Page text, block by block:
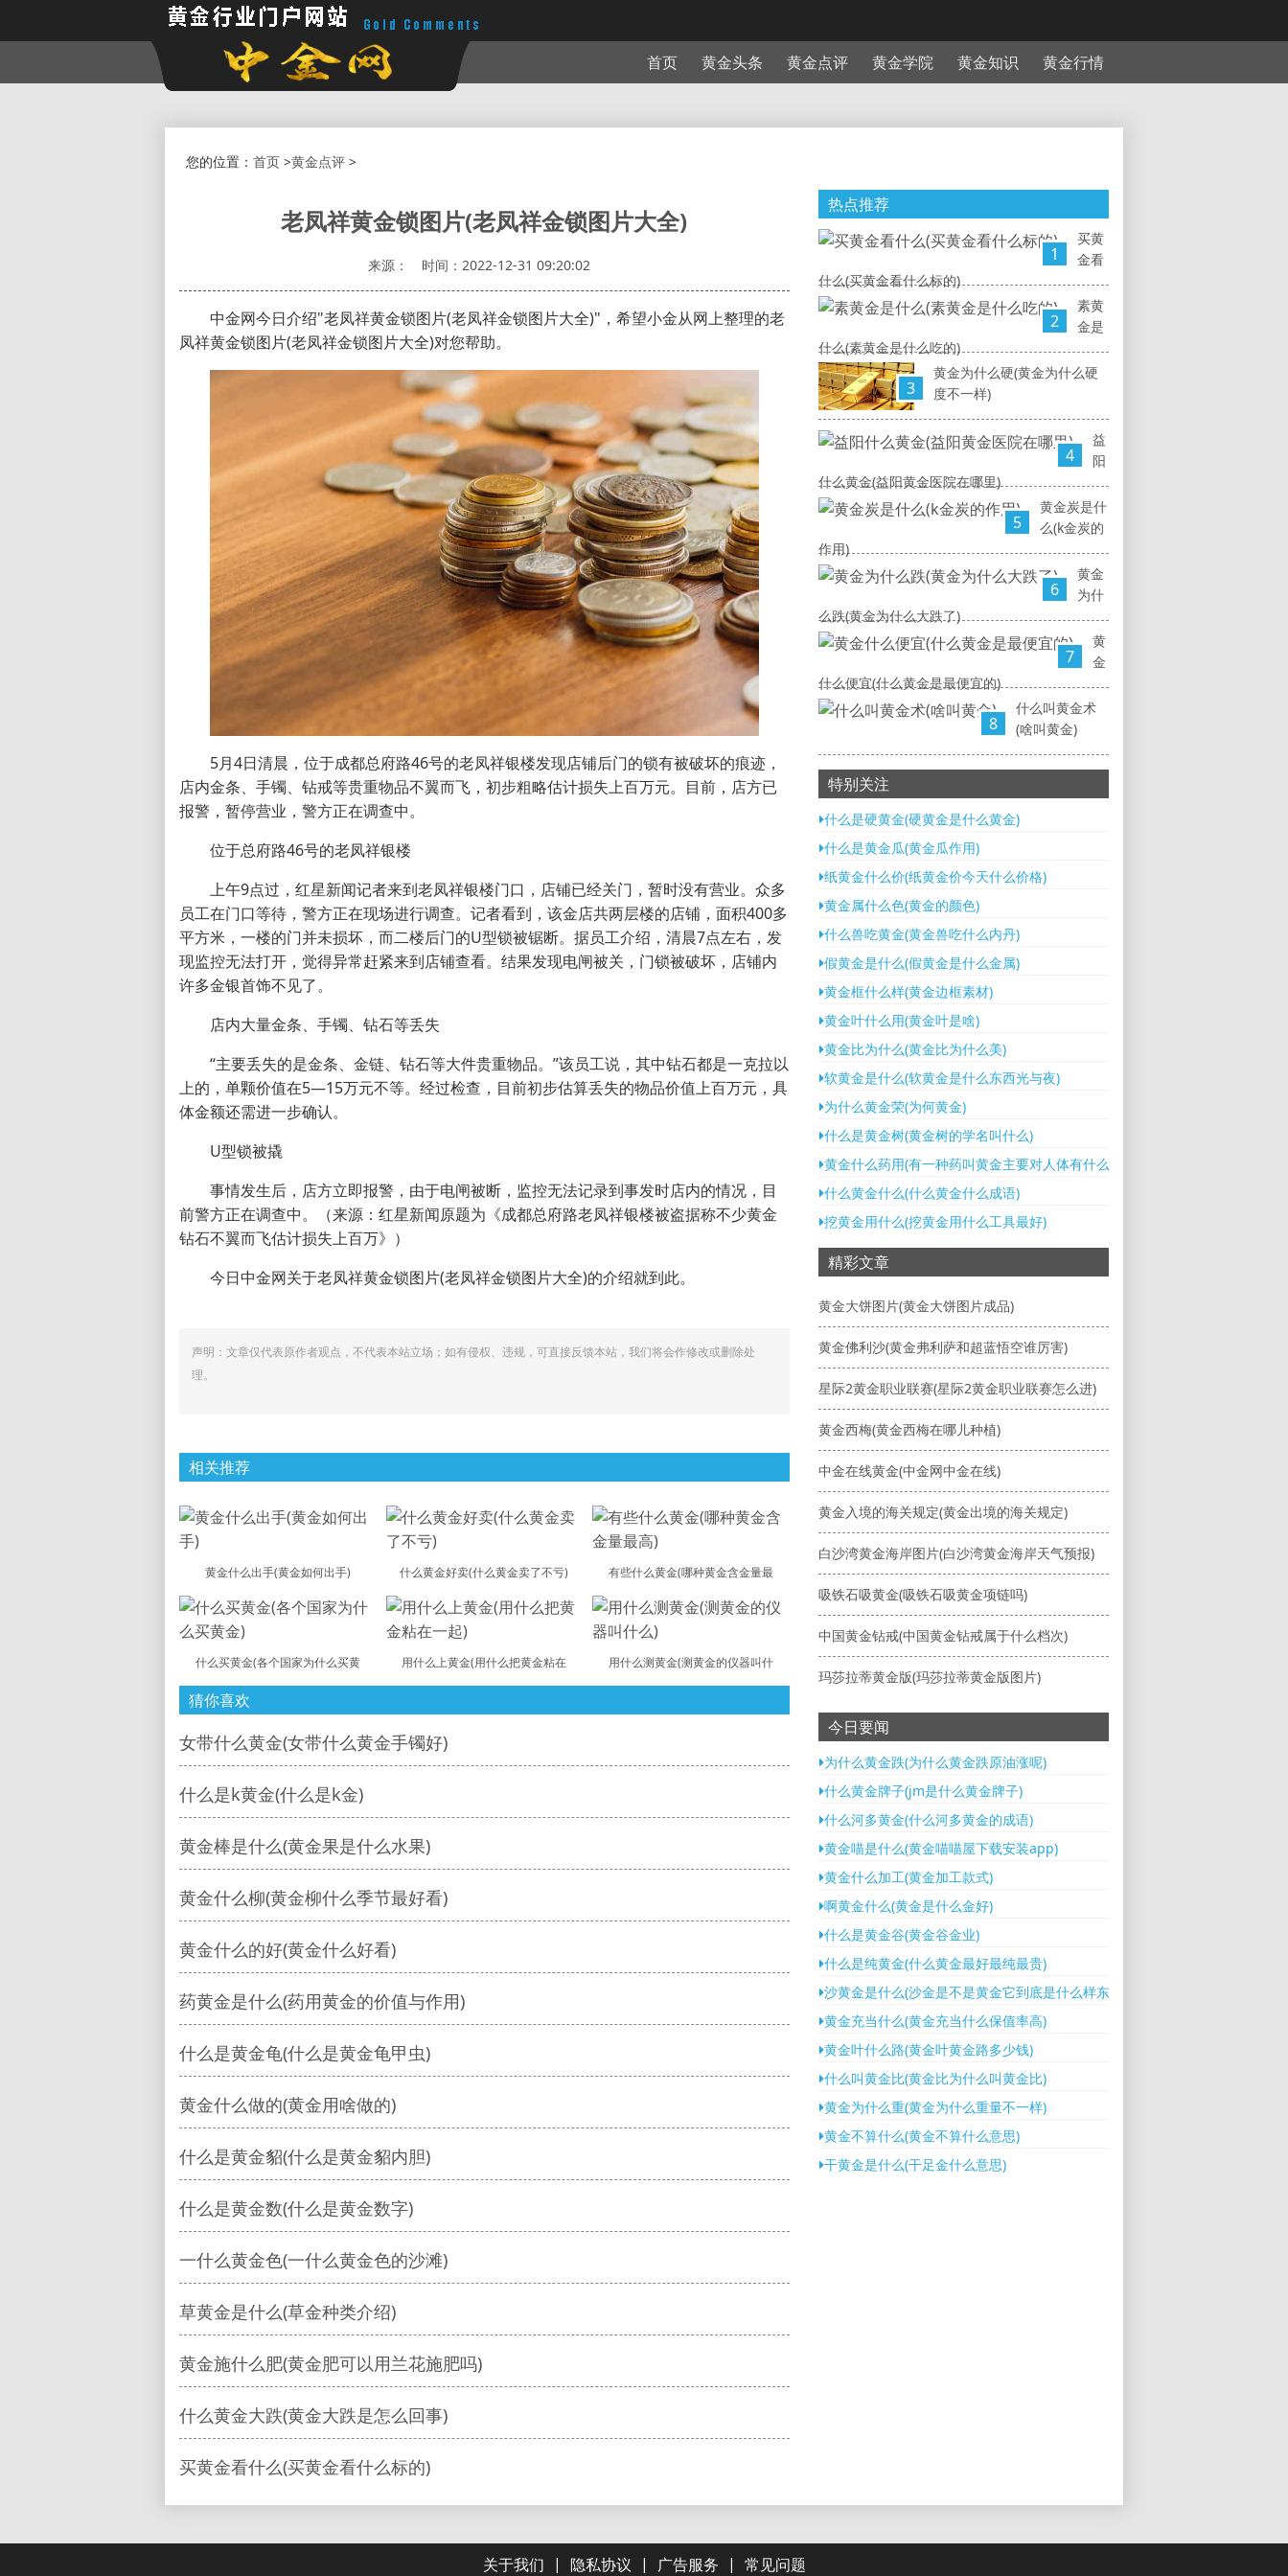
首页 黄金头条 黄金点评 黄金学院 黄金知识 黄金行情
您的位置： 首页>黄金点评>
老凤祥黄金锁图片(老凤祥金锁图片大全)
来源： 时间：2022-12-31 09:20:02
中金网今日介绍"老凤祥黄金锁图片(老凤祥金锁图片大全)"，希望小金从网上整理的老
凤祥黄金锁图片(老凤祥金锁图片大全)对您帮助。
5月4日清晨，位于成都总府路46号的老凤祥银楼发现店铺后门的锁有被破坏的痕迹，
店内金条、手镯、钻戒等贵重物品不翼而飞，初步粗略估计损失上百万元。目前，店方已
报警，暂停营业，警方正在调查中。
位于总府路46号的老凤祥银楼
上午9点过，红星新闻记者来到老凤祥银楼门口，店铺已经关门，暂时没有营业。众多
员工在门口等待，警方正在现场进行调查。记者看到，该金店共两层楼的店铺，面积400多
平方米，一楼的门并未损坏，而二楼后门的U型锁被锯断。据员工介绍，清晨7点左右，发
现监控无法打开，觉得异常赶紧来到店铺查看。结果发现电闸被关，门锁被破坏，店铺内
许多金银首饰不见了。
店内大量金条、手镯、钻石等丢失
“主要丢失的是金条、金链、钻石等大件贵重物品。”该员工说，其中钻石都是一克拉以
上的，单颗价值在5—15万元不等。经过检查，目前初步估算丢失的物品价值上百万元，具
体金额还需进一步确认。
U型锁被撬
事情发生后，店方立即报警，由于电闸被断，监控无法记录到事发时店内的情况，目
前警方正在调查中。（来源：红星新闻原题为《成都总府路老凤祥银楼被盗据称不少黄金
钻石不翼而飞估计损失上百万》）
今日中金网关于老凤祥黄金锁图片(老凤祥金锁图片大全)的介绍就到此。
声明：文章仅代表原作者观点，不代表本站立场；如有侵权、违规，可直接反馈本站，我们将会作修改或删除处
理。
相关推荐
黄金什么出手(黄金如何出手) 什么黄金好卖(什么黄金卖了不亏) 有些什么黄金(哪种黄金含金量最
什么买黄金(各个国家为什么买黄 用什么上黄金(用什么把黄金粘在 用什么测黄金(测黄金的仪器叫什
猜你喜欢
女带什么黄金(女带什么黄金手镯好)
什么是k黄金(什么是k金)
黄金棒是什么(黄金果是什么水果)
黄金什么柳(黄金柳什么季节最好看)
黄金什么的好(黄金什么好看)
药黄金是什么(药用黄金的价值与作用)
什么是黄金龟(什么是黄金龟甲虫)
黄金什么做的(黄金用啥做的)
什么是黄金貂(什么是黄金貂内胆)
什么是黄金数(什么是黄金数字)
一什么黄金色(一什么黄金色的沙滩)
草黄金是什么(草金种类介绍)
黄金施什么肥(黄金肥可以用兰花施肥吗)
什么黄金大跌(黄金大跌是怎么回事)
买黄金看什么(买黄金看什么标的)
热点推荐
1
买黄
金看
什么(买黄金看什么标的)
2
素黄
金是
什么(素黄金是什么吃的)
3
黄金为什么硬(黄金为什么硬
度不一样)
4
益
阳
什么黄金(益阳黄金医院在哪里)
5
黄金炭是什
么(k金炭的
作用)
6
黄金
为什
么跌(黄金为什么大跌了)
7
黄
金
什么便宜(什么黄金是最便宜的)
8
什么叫黄金术
(啥叫黄金)
特别关注
什么是硬黄金(硬黄金是什么黄金)
什么是黄金瓜(黄金瓜作用)
纸黄金什么价(纸黄金价今天什么价格)
黄金属什么色(黄金的颜色)
什么兽吃黄金(黄金兽吃什么内丹)
假黄金是什么(假黄金是什么金属)
黄金框什么样(黄金边框素材)
黄金叶什么用(黄金叶是啥)
黄金比为什么(黄金比为什么美)
软黄金是什么(软黄金是什么东西光与夜)
为什么黄金荣(为何黄金)
什么是黄金树(黄金树的学名叫什么)
黄金什么药用(有一种药叫黄金主要对人体有什么用)
什么黄金什么(什么黄金什么成语)
挖黄金用什么(挖黄金用什么工具最好)
精彩文章
黄金大饼图片(黄金大饼图片成品)
黄金佛利沙(黄金弗利萨和超蓝悟空谁厉害)
星际2黄金职业联赛(星际2黄金职业联赛怎么进)
黄金西梅(黄金西梅在哪儿种植)
中金在线黄金(中金网中金在线)
黄金入境的海关规定(黄金出境的海关规定)
白沙湾黄金海岸图片(白沙湾黄金海岸天气预报)
吸铁石吸黄金(吸铁石吸黄金项链吗)
中国黄金钻戒(中国黄金钻戒属于什么档次)
玛莎拉蒂黄金版(玛莎拉蒂黄金版图片)
今日要闻
为什么黄金跌(为什么黄金跌原油涨呢)
什么黄金牌子(jm是什么黄金牌子)
什么河多黄金(什么河多黄金的成语)
黄金喵是什么(黄金喵喵屋下载安装app)
黄金什么加工(黄金加工款式)
啊黄金什么(黄金是什么金好)
什么是黄金谷(黄金谷金业)
什么是纯黄金(什么黄金最好最纯最贵)
沙黄金是什么(沙金是不是黄金它到底是什么样东西)
黄金充当什么(黄金充当什么保值率高)
黄金叶什么路(黄金叶黄金路多少钱)
什么叫黄金比(黄金比为什么叫黄金比)
黄金为什么重(黄金为什么重量不一样)
黄金不算什么(黄金不算什么意思)
干黄金是什么(干足金什么意思)
关于我们 | 隐私协议 | 广告服务 | 常见问题